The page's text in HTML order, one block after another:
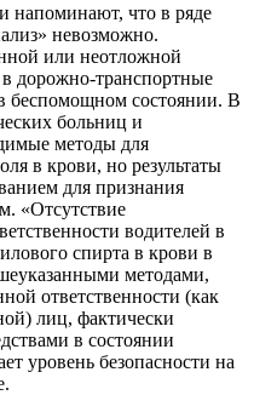
напоминают, что в ряде
невозможно.
или неотложной
дорожно-транспортные
беспомощном состоянии. В
больниц и
методы для
в крови, но результаты
для признания
«Отсутствие
водителей в
спирта в крови в
методами,
ответственности (как
лиц, фактически
в состоянии
уровень безопасности на